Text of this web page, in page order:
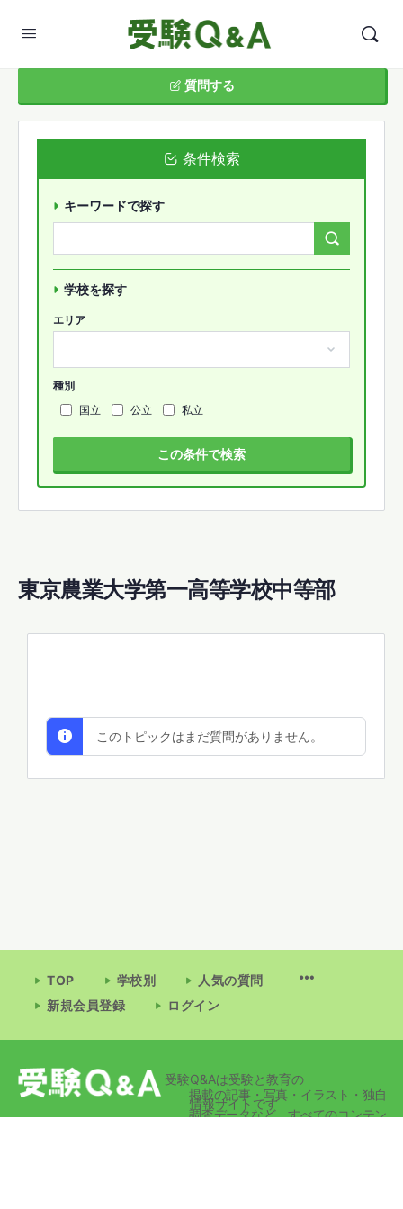
東京農業大学第一高等学校中等部
このトピックはまだ質問がありません。
質問する
条件検索
キーワードで探す
学校を探す
エリア
種別
国立
公立 私立
この条件で検索
TOP 学校別
人気の質問
新規会員登録
ログイン
受験Q&Aは受験と教育の
情報サイトです
掲載の記事・写真・イラスト・独自
調査データなど、すべてのコンテン